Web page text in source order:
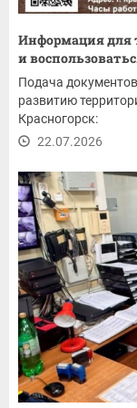
Информация для
и
Подача
развитию
Красногорск:
22.07.2026